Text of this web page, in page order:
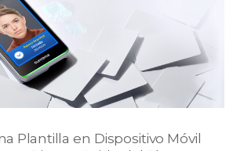
Plantilla en Dispositivo Móvil